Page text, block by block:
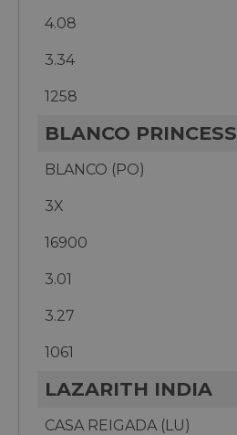
4.08
3.34
1258
BLANCO PRINCESS
BLANCO (PO)
3X
16900
3.01
3.27
1061
LAZARITH INDIA
CASA REIGADA (LU)